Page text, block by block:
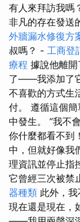
有人來拜訪我嗎
非凡的存在發送
外牆漏水修復方
叔嗎？ - 工商登
療程 據說他離
了——我添加了
不喜歡的方式生
付。 遵循這個
中發生。 ”我不
你什麼都看不到
中，但就好像我
理資訊並停止指
它曾經三次被禁
器種類 此外，
現在還是現在，